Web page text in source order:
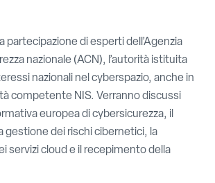
partecipazione di esperti dell’Agenzia
nazionale (ACN), l’autorità istituita
nazionali nel cyberspazio, anche in
competente NIS. Verranno discussi
europea di cybersicurezza, il
gestione dei rischi cibernetici, la
servizi cloud e il recepimento della